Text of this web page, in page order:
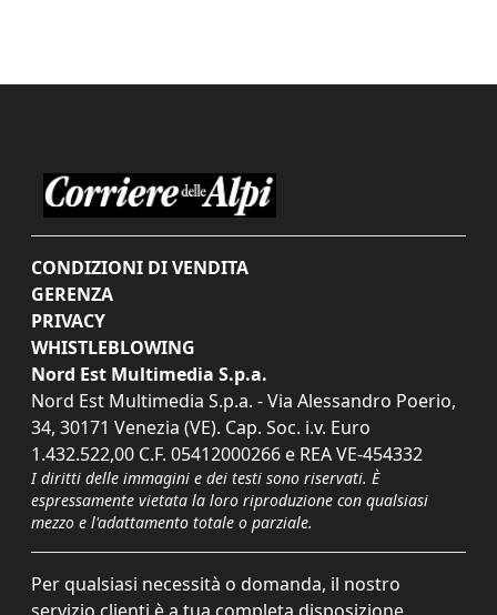
CONDIZIONI DI VENDITA
GERENZA
PRIVACY
WHISTLEBLOWING
Nord Est Multimedia S.p.a.
Nord Est Multimedia S.p.a. - Via Alessandro Poerio,
34, 30171 Venezia (VE). Cap. Soc. i.v. Euro
1.432.522,00 C.F. 05412000266 e REA VE-454332
I diritti delle immagini e dei testi sono riservati. È
espressamente vietata la loro riproduzione con qualsiasi
mezzo e l'adattamento totale o parziale.
Per qualsiasi necessità o domanda, il nostro